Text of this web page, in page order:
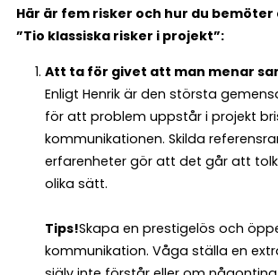
Här är fem risker och hur du bemöter
”Tio klassiska risker i projekt”:
Att ta för givet att man menar
Enligt Henrik är den största
för att problem uppstår i projekt
kommunikationen. Skilda
erfarenheter gör att det går att
olika sätt.
Tips!Skapa en prestigelös och
kommunikation. Våga ställa en